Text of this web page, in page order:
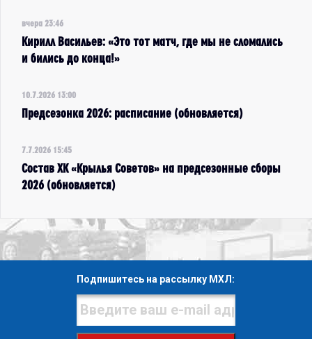
вчера 23:46
Кирилл Васильев: «Это тот матч, где мы не сломались
и бились до конца!»
10.7.2026 13:00
Предсезонка 2026: расписание (обновляется)
7.7.2026 15:45
Состав ХК «Крылья Советов» на предсезонные сборы
2026 (обновляется)
Подпишитесь на рассылку МХЛ: